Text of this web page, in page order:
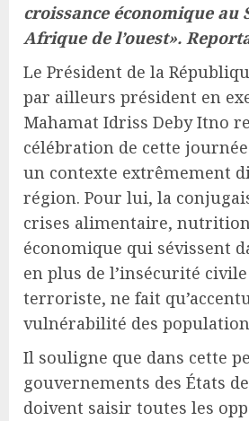
croissance économique au
Afrique de l’ouest».
Le Président de la
par ailleurs président en
Mahamat Idriss Deby Itno
célébration de cette
un contexte extrêmement
région. Pour lui, la
crises alimentaire,
économique qui sévissent
en plus de l’insécurité
terroriste, ne fait
vulnérabilité des
Il souligne que dans cette
gouvernements des États
doivent saisir toutes les